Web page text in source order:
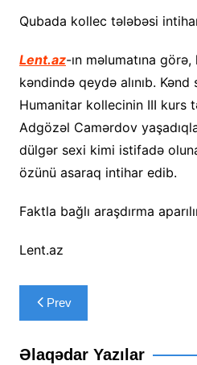
Qubada kollec tələbəsi
Lent.az-ın məlumatına
kəndində qeydə alınıb.
Humanitar kollecinin III kurs
Adgözəl Camərdov
dülgər sexi kimi istifadə
özünü asaraq intihar edib.
Faktla bağlı araşdırma
Lent.az
Yazı
naviqasiyası
Prev
Əlaqədar Yazılar